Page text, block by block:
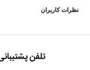
نظرات کاربران
تلفن